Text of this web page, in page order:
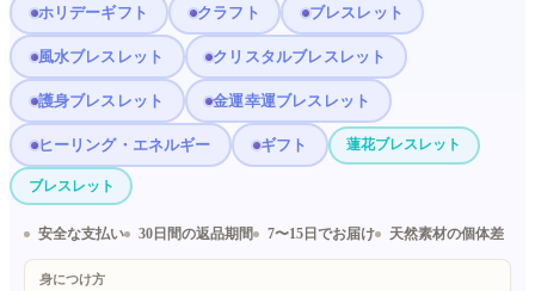
ホリデーギフト クラフト ブレスレット
風水ブレスレット クリスタルブレスレット
護身ブレスレット 金運幸運ブレスレット
ヒーリング・エネルギー ギフト 蓮花ブレスレット
ブレスレット
安全な支払い 30日間の返品期間 7〜15日でお届け 天然素材の個体差
身につけ方